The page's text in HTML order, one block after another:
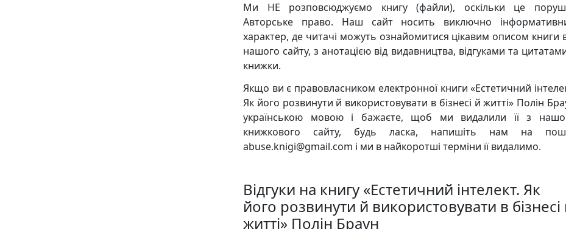
Ми НЕ розповсюджуємо книгу (файли), оскільки це
Авторське право. Наш сайт носить виключно
характер, де читачі можуть ознайомитися цікавим описом книги
нашого сайту, з анотацією від видавництва, відгуками та
книжки.
Якщо ви є правовласником електронної книги «Естетичний
Як його розвинути й використовувати в бізнесі й житті» Полін
українською мовою і бажаєте, щоб ми видалили її з
книжкового сайту, будь ласка, напишіть нам на
abuse.knigi@gmail.com і ми в найкоротші терміни її видалимо.
Відгуки на книгу «Естетичний інтелект. Як
його розвинути й використовувати в бізнесі
житті» Полін Браун